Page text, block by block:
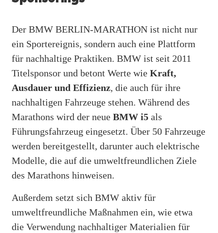
Der BMW BERLIN-MARATHON ist nicht nur
ein Sportereignis, sondern auch eine Plattform
für nachhaltige Praktiken. BMW ist seit 2011
Titelsponsor und betont Werte wie Kraft,
Ausdauer und Effizienz, die auch für ihre
nachhaltigen Fahrzeuge stehen. Während des
Marathons wird der neue BMW i5 als
Führungsfahrzeug eingesetzt. Über 50 Fahrzeuge
werden bereitgestellt, darunter auch elektrische
Modelle, die auf die umweltfreundlichen Ziele
des Marathons hinweisen.
Außerdem setzt sich BMW aktiv für
umweltfreundliche Maßnahmen ein, wie etwa
die Verwendung nachhaltiger Materialien für